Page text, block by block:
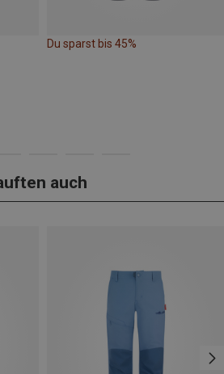
Du sparst bis 45%
auch